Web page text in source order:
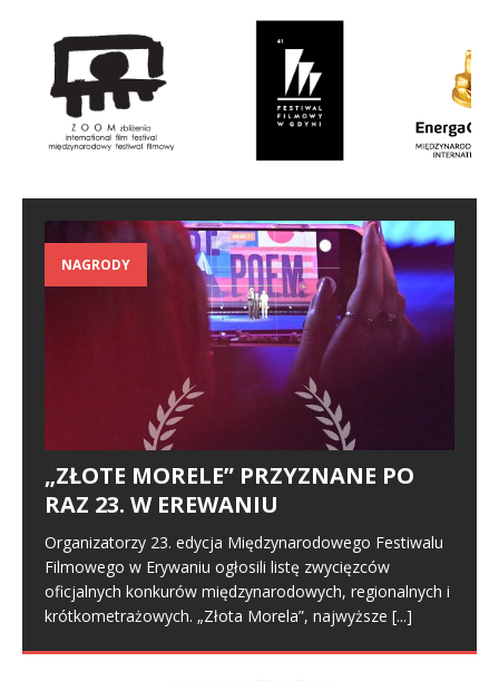
NAGRODY
„ZŁOTE MORELE” PRZYZNANE PO
RAZ 23. W EREWANIU
Organizatorzy 23. edycja Międzynarodowego Festiwalu
Filmowego w Erywaniu ogłosili listę zwycięzców
oficjalnych konkurów międzynarodowych, regionalnych i
krótkometrażowych. „Złota Morela”, najwyższe [...]